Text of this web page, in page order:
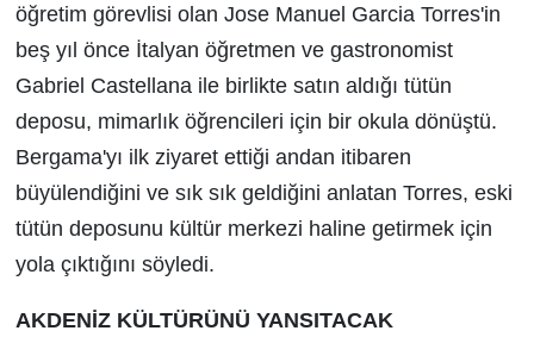
öğretim görevlisi olan Jose Manuel Garcia Torres'in
beş yıl önce İtalyan öğretmen ve gastronomist
Gabriel Castellana ile birlikte satın aldığı tütün
deposu, mimarlık öğrencileri için bir okula dönüştü.
Bergama'yı ilk ziyaret ettiği andan itibaren
büyülendiğini ve sık sık geldiğini anlatan Torres, eski
tütün deposunu kültür merkezi haline getirmek için
yola çıktığını söyledi.
AKDENİZ KÜLTÜRÜNÜ YANSITACAK